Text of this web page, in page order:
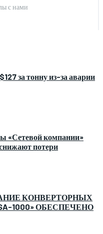
с нами
за тонну из-за аварии
«Сетевой компании»
потери
КОНВЕРТОРНЫХ
1000» ОБЕСПЕЧЕНО